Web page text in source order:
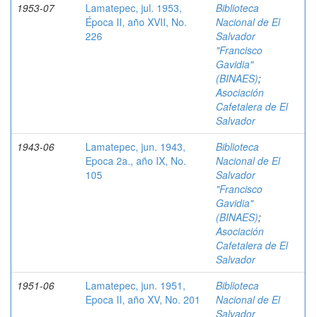
1953-07
Lamatepec, jul. 1953,
Época II, año XVII, No.
226
Biblioteca
Nacional de El
Salvador
"Francisco
Gavidia"
(BINAES);
Asociación
Cafetalera de El
Salvador
1943-06
Lamatepec, jun. 1943,
Epoca 2a., año IX, No.
105
Biblioteca
Nacional de El
Salvador
"Francisco
Gavidia"
(BINAES);
Asociación
Cafetalera de El
Salvador
1951-06
Lamatepec, jun. 1951,
Epoca II, año XV, No. 201
Biblioteca
Nacional de El
Salvador